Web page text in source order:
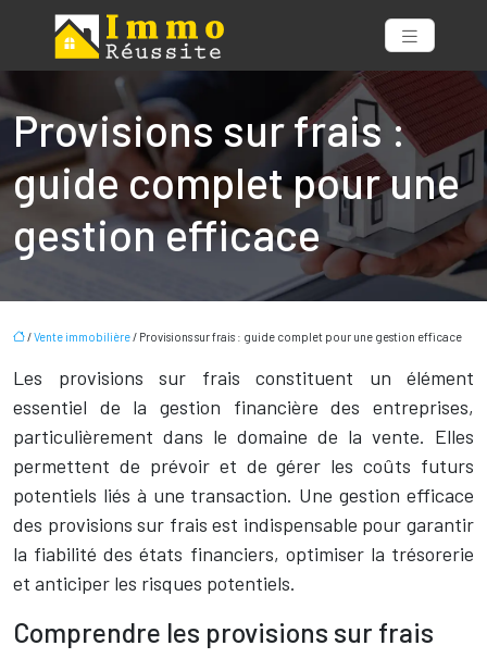
Provisions sur frais :
guide complet pour une
gestion efficace
/Vente immobilière/ Provisions sur frais : guide complet pour une gestion efficace
Les provisions sur frais constituent un élément
essentiel de la gestion financière des entreprises,
particulièrement dans le domaine de la vente. Elles
permettent de prévoir et de gérer les coûts futurs
potentiels liés à une transaction. Une gestion efficace
des provisions sur frais est indispensable pour garantir
la fiabilité des états financiers, optimiser la trésorerie
et anticiper les risques potentiels.
Comprendre les provisions sur frais